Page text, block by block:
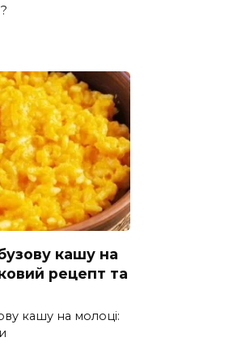
кашу на
рецепт та
кашу на молоці: